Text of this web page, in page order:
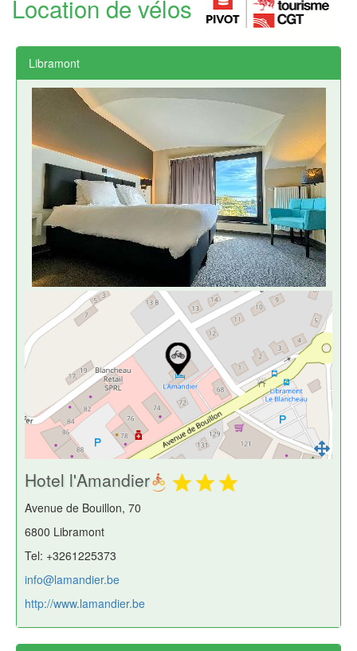
Location de vélos
Libramont
Hotel l'Amandier
Avenue de Bouillon, 70
6800 Libramont
Tel: +3261225373
info@lamandier.be
http://www.lamandier.be